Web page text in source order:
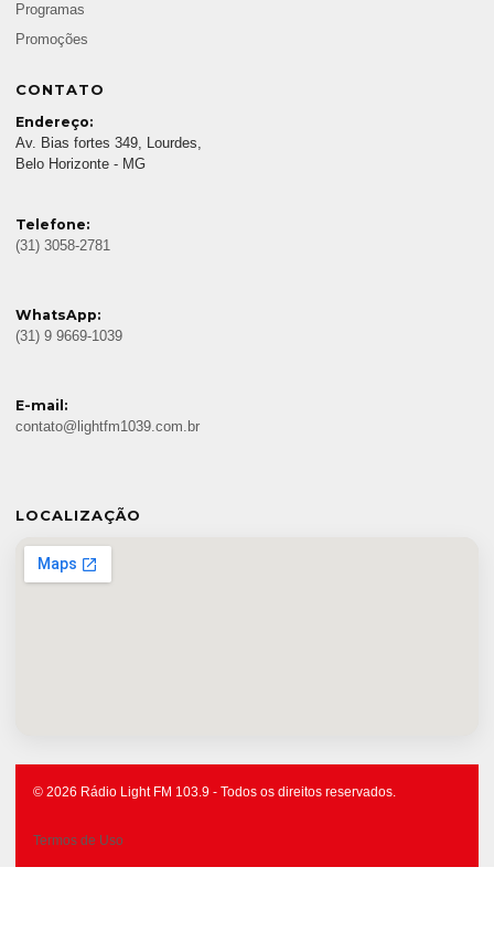
Programas
Promoções
CONTATO
Endereço:
Av. Bias fortes 349, Lourdes,
Belo Horizonte - MG
Telefone:
(31) 3058-2781
WhatsApp:
(31) 9 9669-1039
E-mail:
contato@lightfm1039.com.br
LOCALIZAÇÃO
© 2026 Rádio Light FM 103.9 - Todos os direitos reservados.
Termos de Uso